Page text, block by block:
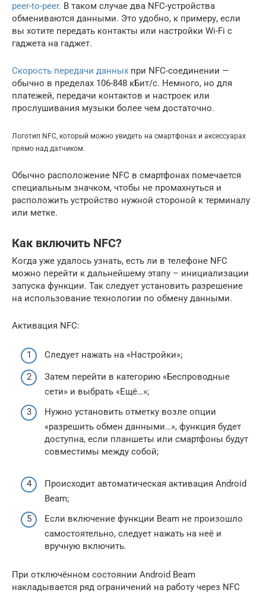
peer-to-peer. В таком случае два NFC-устройства
обмениваются данными. Это удобно, к примеру, если
вы хотите передать контакты или настройки Wi-Fi с
гаджета на гаджет.
Скорость передачи данных при NFC-соединении —
обычно в пределах 106-848 кБит/с. Немного, но для
платежей, передачи контактов и настроек или
прослушивания музыки более чем достаточно.
Логотип NFC, который можно увидеть на смартфонах и аксессуарах
прямо над датчиком.
Обычно расположение NFC в смартфонах помечается
специальным значком, чтобы не промахнуться и
расположить устройство нужной стороной к терминалу
или метке.
Как включить NFC?
Когда уже удалось узнать, есть ли в телефоне NFC
можно перейти к дальнейшему этапу – инициализации
запуска функции. Так следует установить разрешение
на использование технологии по обмену данными.
Активация NFC:
Следует нажать на «Настройки»;
Затем перейти в категорию «Беспроводные
сети» и выбрать «Ещё…»;
Нужно установить отметку возле опции
«разрешить обмен данными…», функция будет
доступна, если планшеты или смартфоны будут
совместимы между собой;
Происходит автоматическая активация Android
Beam;
Если включение функции Beam не произошло
самостоятельно, следует нажать на неё и
вручную включить.
При отключённом состоянии Android Beam
накладывается ряд ограничений на работу через NFC